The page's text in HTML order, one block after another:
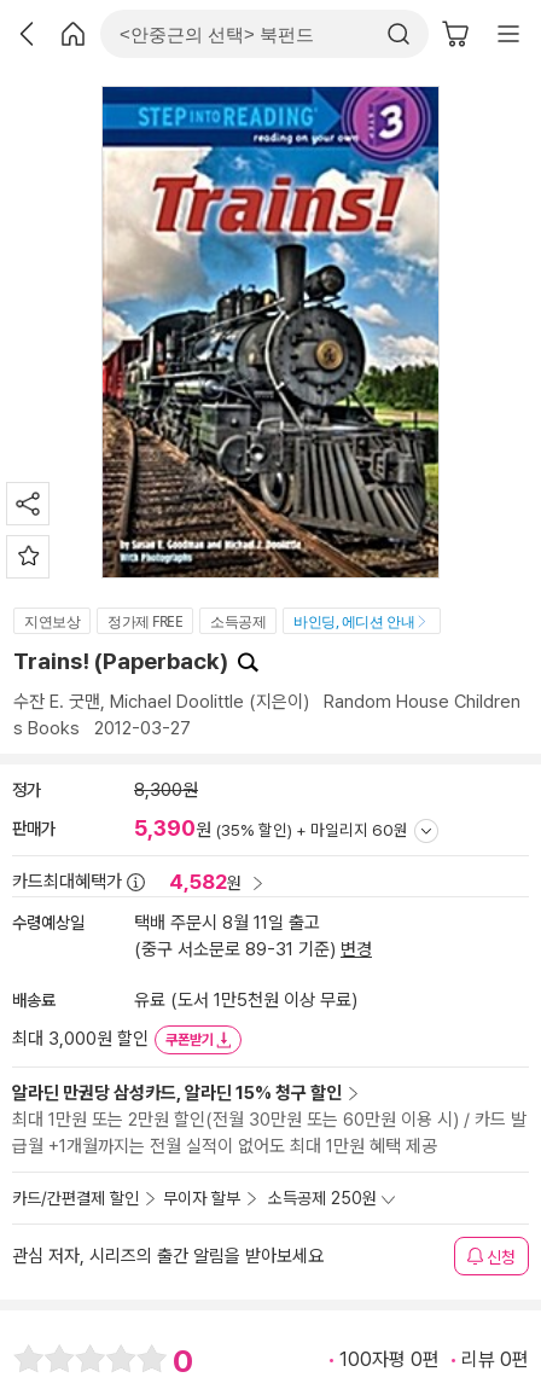
지연보상 정가제 FREE 소득공제 바인딩, 에디션 안내
Trains! (Paperback)
수잔 E. 굿맨, Michael Doolittle (지은이) Random House Children
s Books 2012-03-27
정가 8,300원
판매가 5,390원 (35% 할인) + 마일리지 60원
카드최대혜택가 4,582원
수령예상일
택배 주문시 8월 11일 출고
(중구 서소문로 89-31 기준) 변경
배송료
유료 (도서 1만5천원 이상 무료)
최대 3,000원 할인
쿠폰받기
알라딘 만권당 삼성카드, 알라딘 15% 청구 할인
최대 1만원 또는 2만원 할인(전월 30만원 또는 60만원 이용 시) / 카드 발
급월 +1개월까지는 전월 실적이 없어도 최대 1만원 혜택 제공
카드/간편결제 할인 무이자 할부 소득공제 250원
관심 저자, 시리즈의 출간 알림을 받아보세요 신청
0 100자평 0편 리뷰 0편